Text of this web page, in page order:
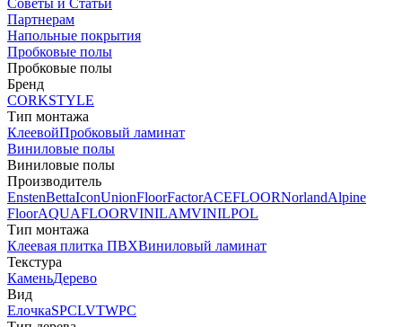
Советы и Статьи
Партнерам
Напольные покрытия
Пробковые полы
Пробковые полы
Бренд
CORKSTYLE
Тип монтажа
КлеевойПробковый ламинат
Виниловые полы
Виниловые полы
Производитель
EnstenBettaIconUnionFloorFactorACEFLOORNorlandAlpine
FloorAQUAFLOORVINILAMVINILPOL
Тип монтажа
Клеевая плитка ПВХВиниловый ламинат
Текстура
КаменьДерево
Вид
ЕлочкаSPCLVTWPC